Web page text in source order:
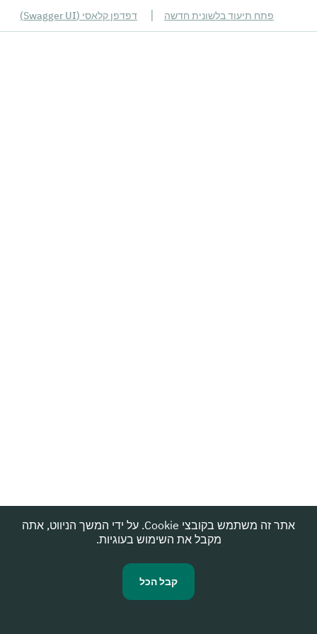
פתח תיעוד בלשונית חדשה | דפדפן קלאסי (Swagger UI)
אתר זה משתמש בקובצי Cookie. על ידי המשך הניווט, אתה
מקבל את השימוש בעוגיות.
קבל הכל